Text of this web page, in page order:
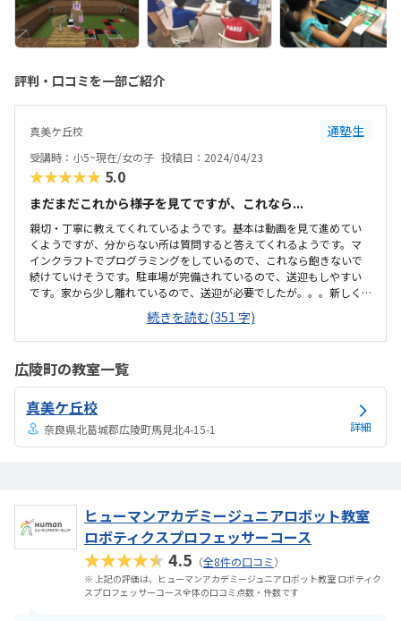
評判・口コミを一部ご紹介
真美ケ丘校 通塾生
受講時：小5~現在/女の子 投稿日：2024/04/23
★★★★★ 5.0
まだまだこれから様子を見てですが、これなら...
親切・丁寧に教えてくれているようです。基本は動画を見て進めてい
くようですが、分からない所は質問すると答えてくれるようです。マ
インクラフトでプログラミングをしているので、これなら飽きないで
続けていけそうです。駐車場が完備されているので、送迎もしやすい
です。家から少し離れているので、送迎が必要でしたが。。。新しく
なったばかりの校舎なので、中はとてもキレイでした。雰囲気も先生
方が多くいらっしゃるので安心でした。他の教室と比べて、かなり安
い金額で始めれました。後は子どもが飽きないで通ってくれるかどう
延長線上で学べるのが大きいと思います。また、先生に聞けるのも良
い点だと思います。駐車場が思ったより狭かったので、もっと広けれ
ば良いなと思います。
続きを読む(351 字)
広陵町の教室一覧
真美ケ丘校
奈良県北葛城郡広陵町馬見北4-15-1 詳細
ヒューマンアカデミージュニアロボット教室
ロボティクスプロフェッサーコース
★★★★★4.5 （全8件の口コミ）
※ 上記の評価は、ヒューマンアカデミージュニアロボット教室 ロボティク
スプロフェッサーコース全体の口コミ点数・件数です